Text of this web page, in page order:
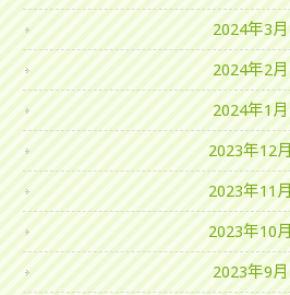
2024年3月
2024年2月
2024年1月
2023年12月
2023年11月
2023年10月
2023年9月